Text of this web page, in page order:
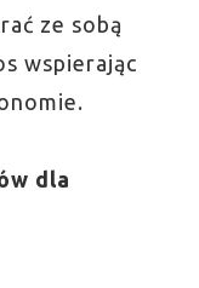
ze sobą
wspierając
dla